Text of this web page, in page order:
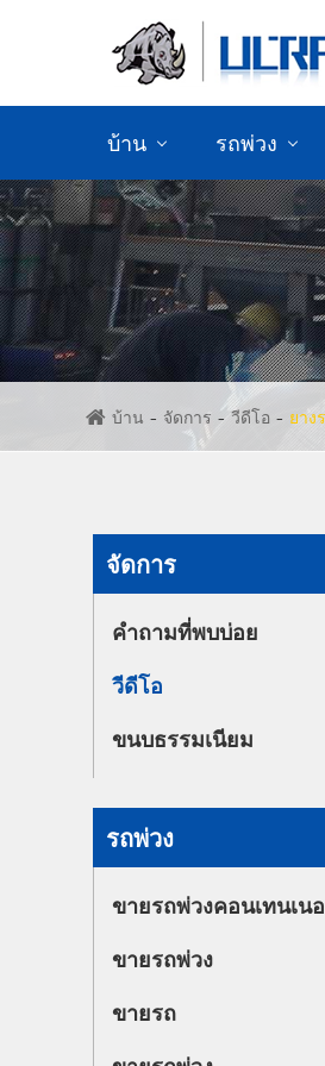
บ้าน รถพ่วง
ขายรถพ่วงคอนเทนเน
ขายรถพ่วง
ขายรถ
ขายอะไหล่ตัวถัง
บ้าน จัดการ วีดีโอ ยาง
จัดการ
คำถามที่พบบ่อย
วีดีโอ
ขนบธรรมเนียม
รถพ่วง
ขายรถพ่วงคอนเทนเน
ขายรถพ่วง
ขายรถ